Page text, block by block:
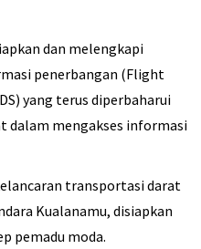
dan melengkapi
penerbangan (Flight
yang terus diperbaharui
dalam mengakses informasi
transportasi darat
Kualanamu, disiapkan
pemadu moda.